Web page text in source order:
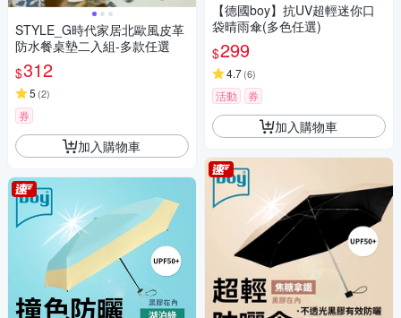
STYLE_G時代家居北歐風皮革
防水餐桌墊二入組-多款任選
$312
5 (2)
券
加入購物車
【德國boy】抗UV超輕迷你口
袋晴雨傘(多色任選)
$299
4.7(6)
活動 券
加入購物車